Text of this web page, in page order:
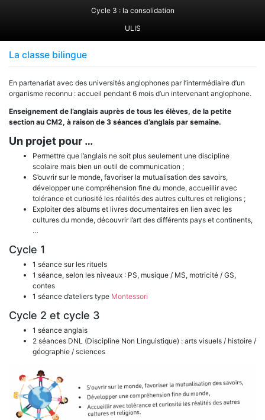
Cycle 3 : la consolidation
ULIS
La classe bilingue
En partenariat avec des universités anglophones par l’intermédiaire d’un
organisme reconnu : accueil pendant 6 mois d’un intervenant anglophone.
Enseignement de l’anglais auprès de tous les élèves, de la petite
section au CM2, à raison de 3 séances d’anglais par semaine.
Un projet pour …
Permettre que l’anglais ne soit plus seulement une discipline
scolaire mais bien un outil de communication ;
S’ouvrir sur le monde, favoriser la mutualisation des savoirs,
développer une compréhension fine du monde, accueillir avec
tolérance et curiosité les réalités des autres cultures et religions ;
Exploiter des albums et livres documentaires en lien avec les
cultures du monde, découvrir l’art des différents pays et continents,
…
Cycle 1
1 séance sur les rituels
1 séance, selon les niveaux : PS, musique / MS, motricité / GS,
contes
1 séance d’ateliers type Montessori
Cycle 2 et cycle 3
1 séance anglais
2 séances DNL (Discipline Non Linguistique) : arts visuels / histoire /
géographie / sciences